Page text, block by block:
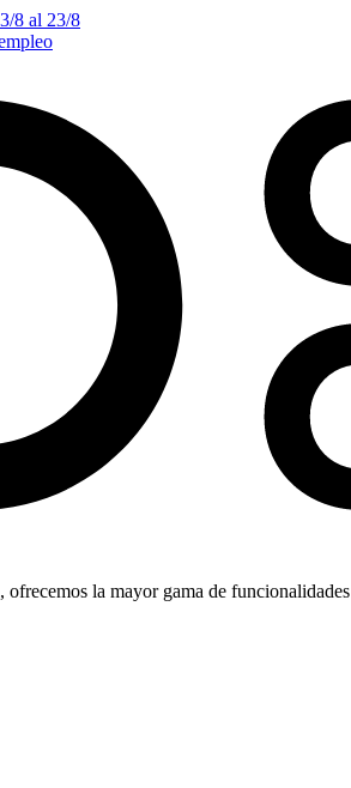
8 al 23/8
ofrecemos la mayor gama de funcionalidades